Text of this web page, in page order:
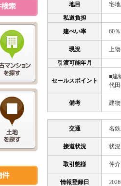
地目
宅地
私道負担
建ぺい率
60％
現況
上
引渡可能年月
セールスポイント
■建
代
備考 建
交通 名
接道状況 状
取引態様 仲介
情報登録日